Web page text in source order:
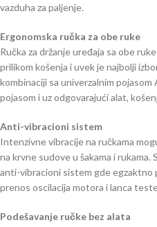
vazduha za paljenje.
Ergonomska ručka za obe ruke
Ručka za držanje uređaja sa obe
prilikom košenja i uvek je najbolji
kombinaciji sa univerzalnim
pojasom i uz odgovarajući alat,
Anti-vibracioni sistem
Intenzivne vibracije na ručkama
na krvne sudove u šakama i
anti-vibracioni sistem gde egzaktno
prenos oscilacija motora i lanca
Podešavanje ručke bez alata